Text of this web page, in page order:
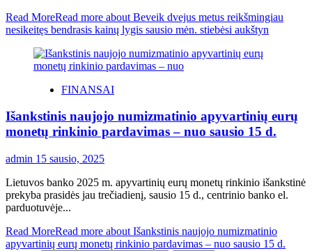
Read MoreRead more about Beveik dvejus metus reikšmingiau
nesikeitęs bendrasis kainų lygis sausio mėn. stiebėsi aukštyn
FINANSAI
Išankstinis naujojo numizmatinio apyvartinių eurų
monetų rinkinio pardavimas – nuo sausio 15 d.
admin 15 sausio, 2025
Lietuvos banko 2025 m. apyvartinių eurų monetų rinkinio išankstinė
prekyba prasidės jau trečiadienį, sausio 15 d., centrinio banko el.
parduotuvėje...
Read MoreRead more about Išankstinis naujojo numizmatinio
apyvartinių eurų monetų rinkinio pardavimas – nuo sausio 15 d.